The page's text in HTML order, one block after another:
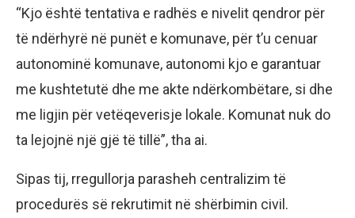
“Kjo është tentativa e radhës e nivelit qendror për
të ndërhyrë në punët e komunave, për t’u cenuar
autonominë komunave, autonomi kjo e garantuar
me kushtetutë dhe me akte ndërkombëtare, si dhe
me ligjin për vetëqeverisje lokale. Komunat nuk do
ta lejojnë një gjë të tillë”, tha ai.
Sipas tij, rregullorja parasheh centralizim të
procedurës së rekrutimit në shërbimin civil.